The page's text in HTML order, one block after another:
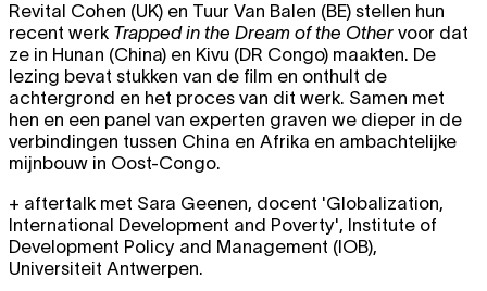
Revital Cohen (UK) en Tuur Van Balen (BE) stellen hun
recent werk Trapped in the Dream of the Other voor dat
ze in Hunan (China) en Kivu (DR Congo) maakten. De
lezing bevat stukken van de film en onthult de
achtergrond en het proces van dit werk. Samen met
hen en een panel van experten graven we dieper in de
verbindingen tussen China en Afrika en ambachtelijke
mijnbouw in Oost-Congo.
+ aftertalk met Sara Geenen, docent 'Globalization,
International Development and Poverty', Institute of
Development Policy and Management (IOB),
Universiteit Antwerpen.